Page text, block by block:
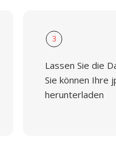
3
Lassen Sie die
Sie können Ihre
herunterladen